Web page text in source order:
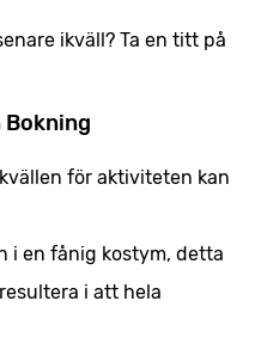
ikväll? Ta en titt på
Bokning
för aktiviteten kan
i en fånig kostym, detta
i att hela